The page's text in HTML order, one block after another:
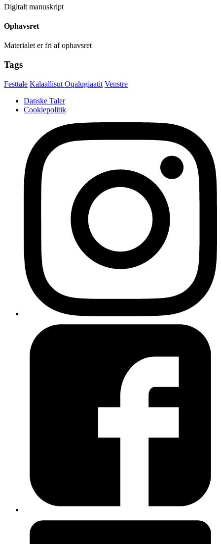
Digitalt manuskript
Ophavsret
Materialet er fri af ophavsret
Tags
Festtale Kalaallisut Oqalugiaatit Venstre
Danske Taler
Cookiepolitik